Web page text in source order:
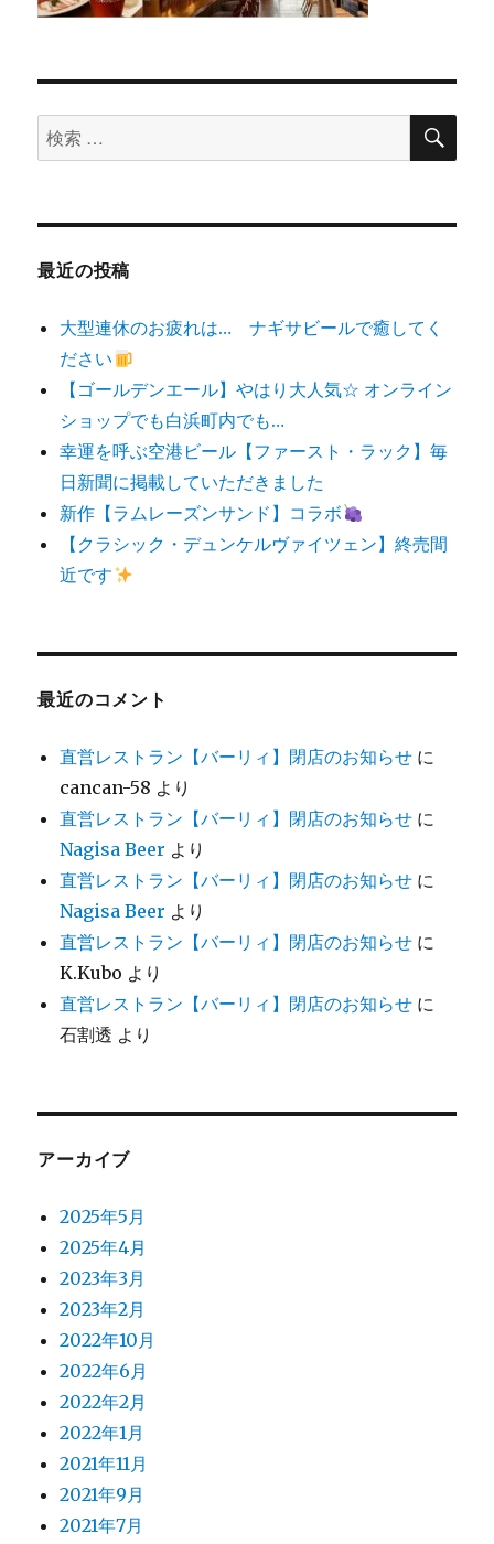
検
索
象:
検
最近の投稿
大型連休のお疲れは… ナギサビールで癒してく
ださい
【ゴールデンエール】やはり大人気☆ オンライン
ショップでも白浜町内でも…
幸運を呼ぶ空港ビール【ファースト・ラック】毎
日新聞に掲載していただきました
新作【ラムレーズンサンド】コラボ
【クラシック・デュンケルヴァイツェン】終売間
近です
最近のコメント
直営レストラン【バーリィ】閉店のお知らせ に
cancan-58 より
直営レストラン【バーリィ】閉店のお知らせ に
Nagisa Beer より
直営レストラン【バーリィ】閉店のお知らせ に
Nagisa Beer より
直営レストラン【バーリィ】閉店のお知らせ に
K.Kubo より
直営レストラン【バーリィ】閉店のお知らせ に
石割透 より
アーカイブ
2025年5月
2025年4月
2023年3月
2023年2月
2022年10月
2022年6月
2022年2月
2022年1月
2021年11月
2021年9月
2021年7月